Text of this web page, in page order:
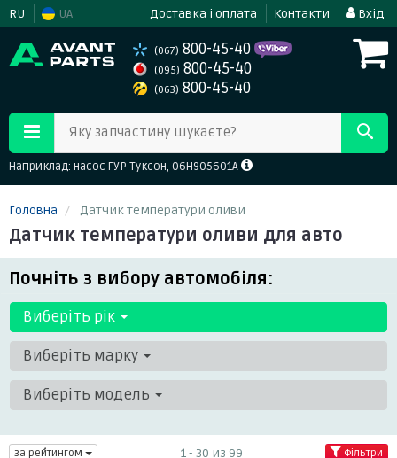
RU UA Доставка і оплата Контакти Вхід
(067) 800-45-40
(095) 800-45-40
(063) 800-45-40
Яку запчастину шукаєте?
Наприклад: насос ГУР Туксон, 06H905601A
Головна Датчик температури оливи
Датчик температури оливи для авто
Почніть з вибору автомобіля:
Виберіть рік
Виберіть марку
Виберіть модель
за рейтингом 1 - 30 из 99 Фільтри